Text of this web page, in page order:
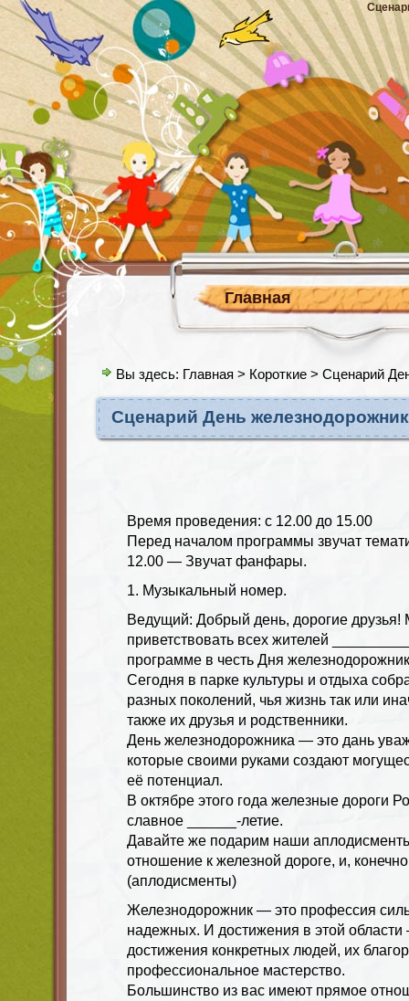
Главная
Вы здесь: Главная > Короткие > Сценарий
Сценарий День
Время проведения: с 12.00 до 15.00
Перед началом программы звучат
12.00 — Звучат фанфары.
1. Музыкальный номер.
Ведущий: Добрый день, дорогие
приветствовать всех жителей
программе в честь Дня
Сегодня в парке культуры и отдыха
разных поколений, чья жизнь так или
также их друзья и родственники.
День железнодорожника — это дань
которые своими руками создают
её потенциал.
В октябре этого года железные дороги
славное ______-летие.
Давайте же подарим наши
отношение к железной дороге, и,
(аплодисменты)
Железнодорожник — это профессия
надежных. И достижения в этой
достижения конкретных людей, их
профессиональное мастерство.
Большинство из вас имеют прямое